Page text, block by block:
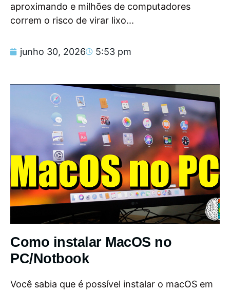
aproximando e milhões de computadores
correm o risco de virar lixo...
junho 30, 2026 5:53 pm
Como instalar MacOS no
PC/Notbook
Você sabia que é possível instalar o macOS em